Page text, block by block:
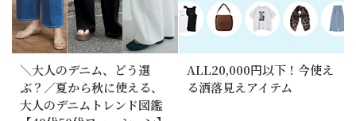
＼大人のデニム、どう選
ぶ？／夏から秋に使える、
大人のデニムトレンド図鑑
ALL20,000円以下！今使え
る洒落見えアイテム